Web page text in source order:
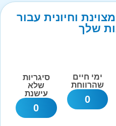
וחיונית עבור
שלך
ימי חיים
שהרווחת
0
סיגריות
שלא
עישנת
0